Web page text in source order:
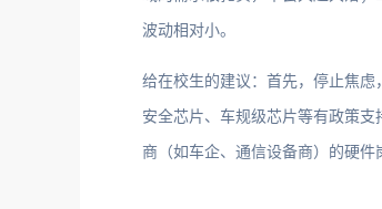
波动相对小。
给在校生的建议：首先，停止焦
安全芯片、车规级芯片等有政策
商（如车企、通信设备商）的硬件